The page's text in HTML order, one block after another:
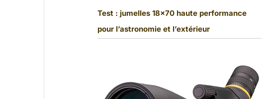
Test : jumelles 18×70 haute performance
pour l’astronomie et l’extérieur